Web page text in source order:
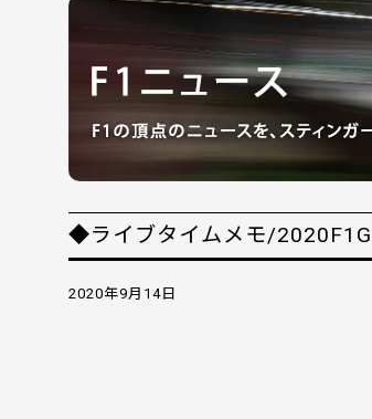
◆ライブタイムメモ/
2020年9月14日